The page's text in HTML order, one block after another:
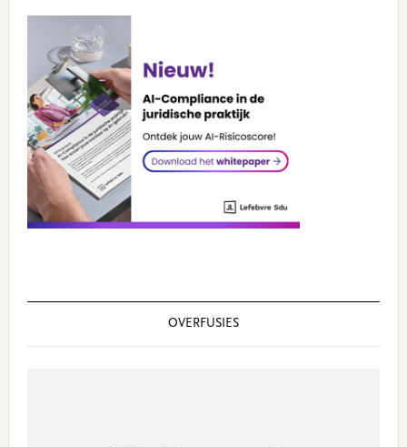
OVERFUSIES